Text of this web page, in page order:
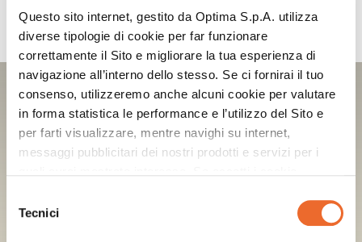
Questo sito internet, gestito da Optima S.p.A. utilizza
diverse tipologie di cookie per far funzionare
correttamente il Sito e migliorare la tua esperienza di
navigazione all’interno dello stesso. Se ci fornirai il tuo
consenso, utilizzeremo anche alcuni cookie per valutare
in forma statistica le performance e l’utilizzo del Sito e
per farti visualizzare, mentre navighi su internet,
messaggi pubblicitari dei nostri prodotti e servizi per i
delTecnici
PRODOTTI UTILIZZATI
DOUMIX? CREAM
WHITE CHOCOLATE FLAVOUR